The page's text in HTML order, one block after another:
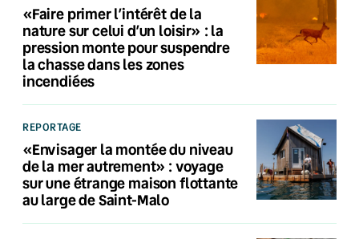
«Faire primer l’intérêt de la
nature sur celui d’un loisir» : la
pression monte pour suspendre
la chasse dans les zones
incendiées
REPORTAGE
«Envisager la montée du niveau
de la mer autrement» : voyage
sur une étrange maison flottante
au large de Saint-Malo